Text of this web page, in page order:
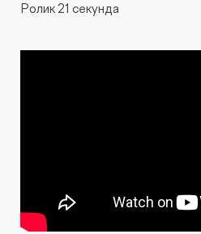
Ролик 21 секунда